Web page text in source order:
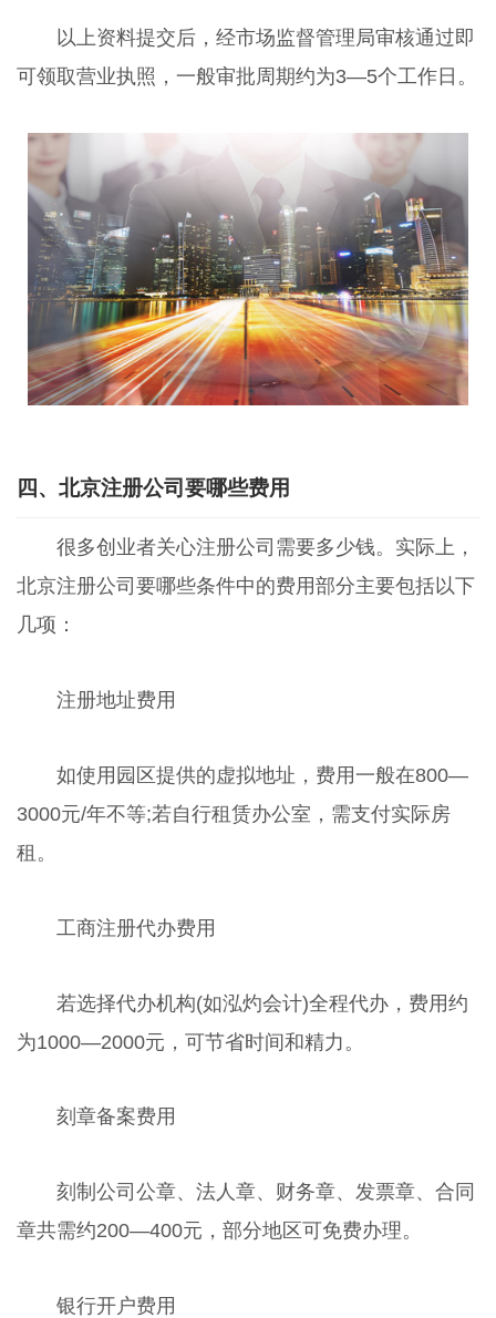
以上资料提交后，经市场监督管理局审核通过即
可领取营业执照，一般审批周期约为3—5个工作日。
四、北京注册公司要哪些费用
很多创业者关心注册公司需要多少钱。实际上，
北京注册公司要哪些条件中的费用部分主要包括以下
几项：
注册地址费用
如使用园区提供的虚拟地址，费用一般在800—
3000元/年不等;若自行租赁办公室，需支付实际房
租。
工商注册代办费用
若选择代办机构(如泓灼会计)全程代办，费用约
为1000—2000元，可节省时间和精力。
刻章备案费用
刻制公司公章、法人章、财务章、发票章、合同
章共需约200—400元，部分地区可免费办理。
银行开户费用